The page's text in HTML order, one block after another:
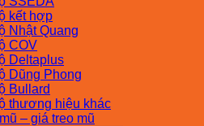
kết hợp
Nhật Quang
COV
Deltaplus
Dũng Phong
Bullard
thương hiệu khác
– giá treo mũ